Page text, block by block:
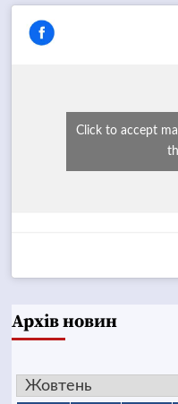
Click to accept
Архів новин